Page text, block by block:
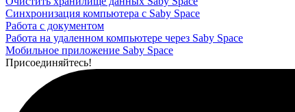
Синхронизация компьютера с Saby Space
Работа с документом
Работа на удаленном компьютере через Saby Space
Мобильное приложение Saby Space
Присоединяйтесь!